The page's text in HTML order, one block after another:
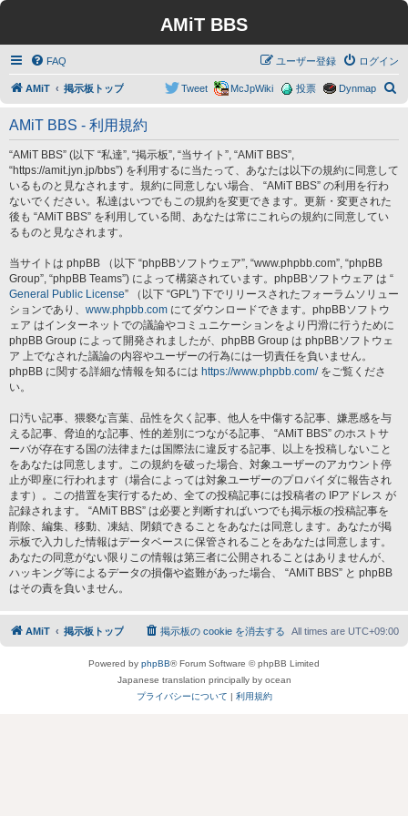
AMiT BBS
FAQ ログイン
ユーザー登録
AMiT 掲示板トップ Dynmap
投票
McJpWiki
Tweet
AMiT BBS - 利用規約
“AMiT BBS” (以下 “私達”, “掲示板”, “当サイト”, “AMiT BBS”,
“https://amit.jyn.jp/bbs”) を利用するに当たって、あなたは以下の規約に同意して
いるものと見なされます。規約に同意しない場合、 “AMiT BBS” の利用を行わ
ないでください。私達はいつでもこの規約を変更できます。更新・変更された
後も “AMiT BBS” を利用している間、あなたは常にこれらの規約に同意してい
るものと見なされます。
当サイトは phpBB （以下 “phpBBソフトウェア”, “www.phpbb.com”, “phpBB
Group”, “phpBB Teams”) によって構築されています。phpBBソフトウェア は “
General Public License” （以下 “GPL”) 下でリリースされたフォーラムソリュー
ションであり、 www.phpbb.com にてダウンロードできます。phpBBソフトウ
ェア はインターネットでの議論やコミュニケーションをより円滑に行うために
phpBB Group によって開発されましたが、phpBB Group は phpBBソフトウェ
ア 上でなされた議論の内容やユーザーの行為には一切責任を負いません。
phpBB に関する詳細な情報を知るには https://www.phpbb.com/をご覧くださ
い。
口汚い記事、猥褻な言葉、品性を欠く記事、他人を中傷する記事、嫌悪感を与
える記事、脅迫的な記事、性的差別につながる記事、 “AMiT BBS” のホストサ
ーバが存在する国の法律または国際法に違反する記事、以上を投稿しないこと
をあなたは同意します。この規約を破った場合、対象ユーザーのアカウント停
止が即座に行われます（場合によっては対象ユーザーのプロバイダに報告され
ます）。この措置を実行するため、全ての投稿記事には投稿者の IPアドレス が
記録されます。 “AMiT BBS” は必要と判断すればいつでも掲示板の投稿記事を
削除、編集、移動、凍結、閉鎖できることをあなたは同意します。あなたが掲
示板で入力した情報はデータベースに保管されることをあなたは同意します。
あなたの同意がない限りこの情報は第三者に公開されることはありませんが、
ハッキング等によるデータの損傷や盗難があった場合、 “AMiT BBS” と phpBB
はその責を負いません。
AMiT 掲示板トップ All times are UTC+09:00
掲示板の cookie を消去する
Powered by phpBB® Forum Software © phpBB Limited
Japanese translation principally by ocean
プライバシーについて | 利用規約